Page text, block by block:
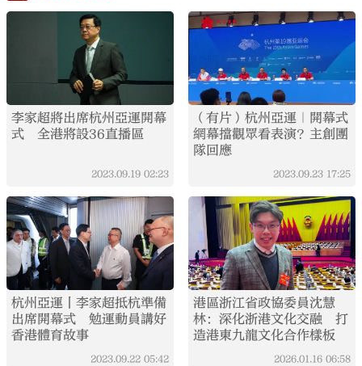
李家超將出席杭州亞運開幕
式 全港將設36直播區
2023.09.19 02:23
（有片）杭州亞運｜開幕式
網幕擋觀眾看表演？主創團
隊回應
2023.09.23 17:25
杭州亞運丨李家超抵杭準備
出席開幕式 勉運動員講好
香港體育故事
2023.09.22 05:42
港區浙江省政協委員沈慧
林：深化浙港文化交融 打
造港東九龍文化合作樣板
2026.01.16 06:58